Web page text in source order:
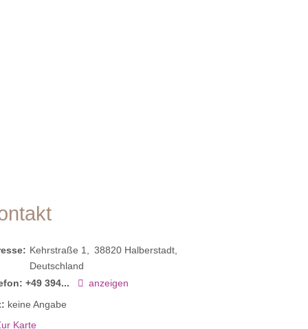
Kehrstraße 1 38820 Halberstadt
Deutschland
+49 394...
anzeigen
keine Angabe
Karte